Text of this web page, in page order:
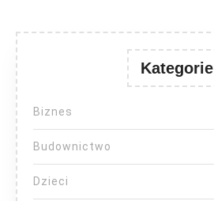
Kategorie
Biznes
Budownictwo
Dzieci